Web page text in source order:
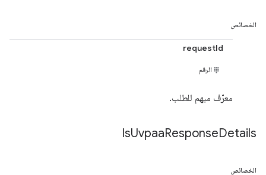
الخصائص
requestId
الرقم
معرّف مبهم للطلب.
IsUvpaaResponseDetails
الخصائص